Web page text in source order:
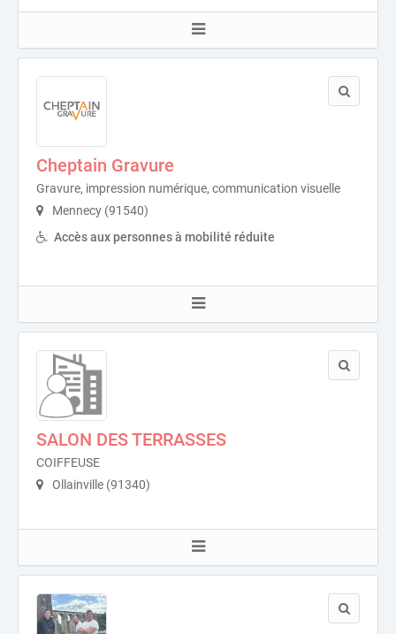
Cheptain Gravure
Gravure, impression numérique, communication visuelle
Mennecy (91540)
Accès aux personnes à mobilité réduite
SALON DES TERRASSES
COIFFEUSE
Ollainville (91340)